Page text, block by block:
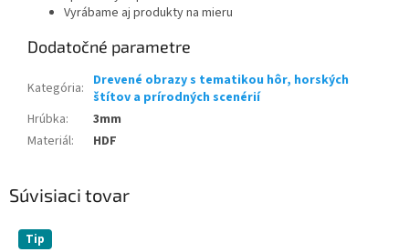
Vyrábame aj produkty na mieru
Dodatočné parametre
Kategória: Drevené obrazy s tematikou hôr, horských
štítov a prírodných scenérií
Hrúbka:
3mm
Materiál: HDF
Súvisiaci tovar
Tip